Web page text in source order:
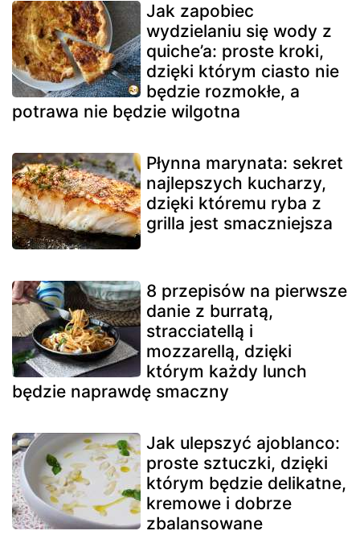
Jak zapobiec
wydzielaniu się wody z
quiche’a: proste kroki,
dzięki którym ciasto nie
będzie rozmokłe, a
potrawa nie będzie wilgotna
Płynna marynata: sekret
najlepszych kucharzy,
dzięki któremu ryba z
grilla jest smaczniejsza
8 przepisów na pierwsze
danie z burratą,
stracciatellą i
mozzarellą, dzięki
którym każdy lunch
będzie naprawdę smaczny
Jak ulepszyć ajoblanco:
proste sztuczki, dzięki
którym będzie delikatne,
kremowe i dobrze
zbalansowane